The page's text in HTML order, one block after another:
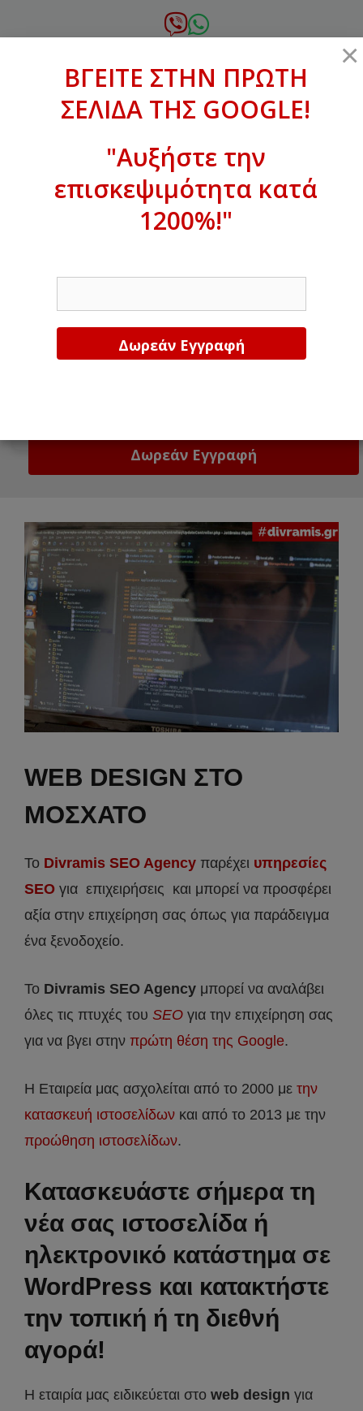
σε
xanthogenous@gmail.com
ΒΓΕΙΤΕ ΣΤΗΝ ΠΡΩΤΗ ΣΕΛΙΔΑ ΤΗΣ
GOOGLE!
WEB DESIGN ΣΤΟ
ΜΟΣΧΑΤΟ
Το Divramis SEO Agency παρέχει υπηρεσίες
SEO για επιχειρήσεις και μπορεί να προσφέρει
αξία στην επιχείρηση σας όπως για παράδειγμα
ένα ξενοδοχείο.
Το Divramis SEO Agency μπορεί να αναλάβει
όλες τις πτυχές του SEO για την επιχείρηση σας
για να βγει στην πρώτη θέση της Google.
Η Εταιρεία μας ασχολείται από το 2000 με την
κατασκευή ιστοσελίδων και από το 2013 με την
προώθηση ιστοσελίδων.
Κατασκευάστε σήμερα τη
νέα σας ιστοσελίδα ή
ηλεκτρονικό κατάστημα σε
WordPress και κατακτήστε
την τοπική ή τη διεθνή
αγορά!
Η εταιρία μας ειδικεύεται στο web design για
×
ΒΓΕΙΤΕ ΣΤΗΝ ΠΡΩΤΗ
ΣΕΛΙΔΑ ΤΗΣ GOOGLE!
"Αυξήστε την
επισκεψιμότητα κατά
1200%!"